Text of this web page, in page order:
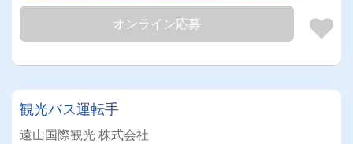
オンライン応募
観光バス運転手
遠山国際観光 株式会社